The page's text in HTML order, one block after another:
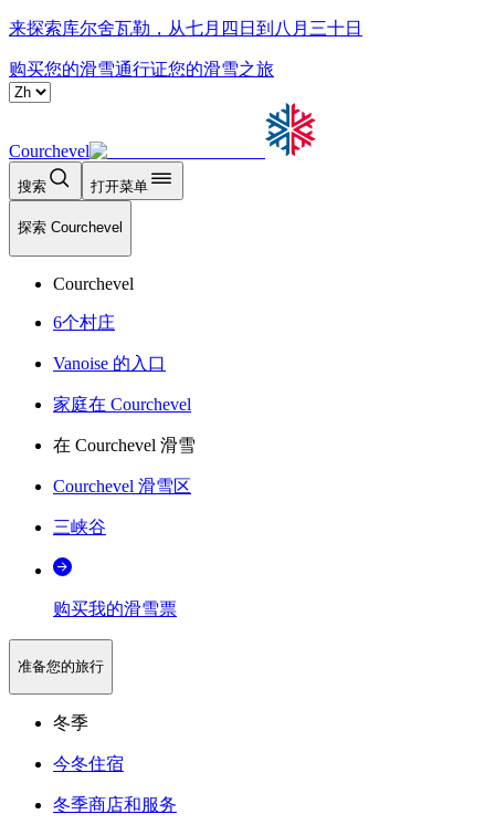
来探索库尔舍瓦勒，从七月四日到八月三十日
购买您的滑雪通行证您的滑雪之旅
Courchevel
搜索 打开菜单
探索 Courchevel
Courchevel
6个村庄
Vanoise 的入口
家庭在 Courchevel
在 Courchevel 滑雪
Courchevel 滑雪区
三峡谷
购买我的滑雪票
准备您的旅行
冬季
今冬住宿
冬季商店和服务